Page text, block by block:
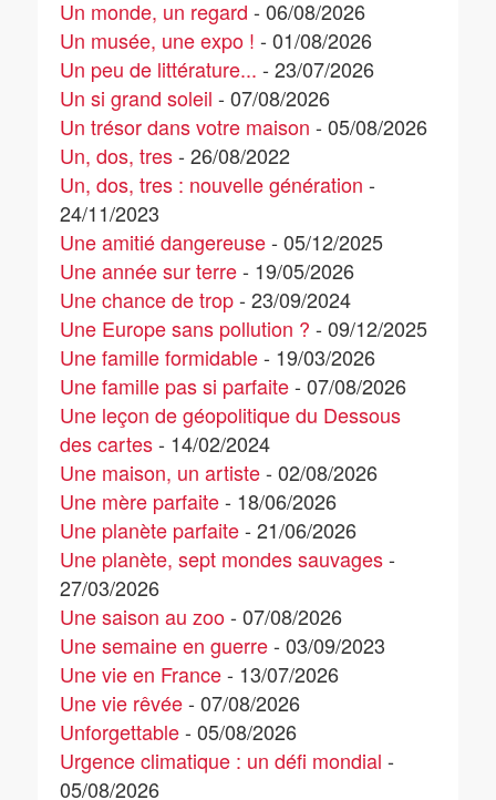
Un monde, un regard - 06/08/2026
Un musée, une expo ! - 01/08/2026
Un peu de littérature... - 23/07/2026
Un si grand soleil - 07/08/2026
Un trésor dans votre maison - 05/08/2026
Un, dos, tres- 26/08/2022
Un, dos, tres : nouvelle génération -
24/11/2023
Une amitié dangereuse- 05/12/2025
Une année sur terre- 19/05/2026
Une chance de trop- 23/09/2024
Une Europe sans pollution ? - 09/12/2025
Une famille formidable- 19/03/2026
Une famille pas si parfaite- 07/08/2026
Une leçon de géopolitique du Dessous
des cartes- 14/02/2024
Une maison, un artiste- 02/08/2026
Une mère parfaite- 18/06/2026
Une planète parfaite- 21/06/2026
Une planète, sept mondes sauvages-
27/03/2026
Une saison au zoo- 07/08/2026
Une semaine en guerre- 03/09/2023
Une vie en France- 13/07/2026
Une vie rêvée- 07/08/2026
Unforgettable- 05/08/2026
Urgence climatique : un défi mondial -
05/08/2026